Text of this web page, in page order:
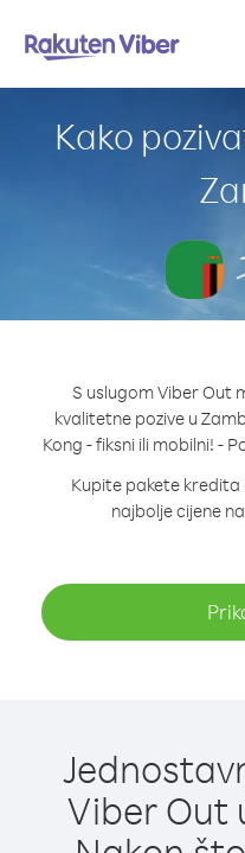
Kako
S uslugom Viber Out
kvalitetne pozive u
Kong - fiksni ili mobilni! -
Kupite pakete kredita
najbolje cijene
Viber Out